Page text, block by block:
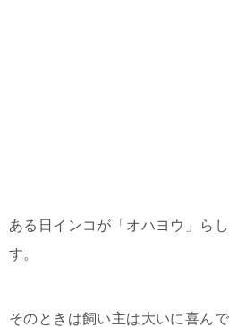
ある日インコが「オハヨウ」ら
す。
そのときは飼い主は大いに喜ん